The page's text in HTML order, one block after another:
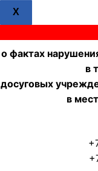
X
о фактах
в
досуговых
в